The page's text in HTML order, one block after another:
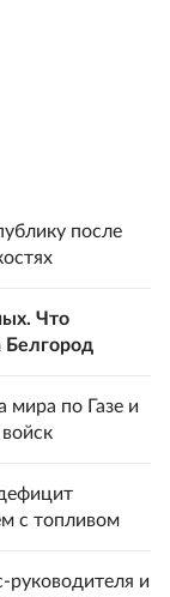
после
Что
Белгород
мира по Газе и
с топливом
руководителя и